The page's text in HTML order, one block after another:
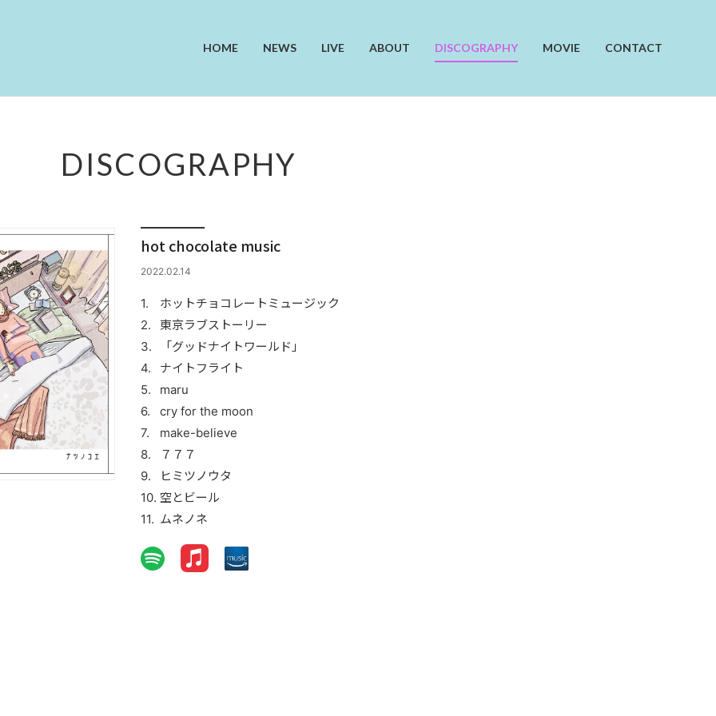
HOME NEWS LIVE ABOUT DISCOGRAPHY MOVIE CONTACT
DISCOGRAPHY
hot chocolate music
2022.02.14
ホットチョコレートミュージック
東京ラブストーリー
「グッドナイトワールド」
ナイトフライト
maru
cry for the moon
make-believe
７７７
ヒミツノウタ
空とビール
ムネノネ